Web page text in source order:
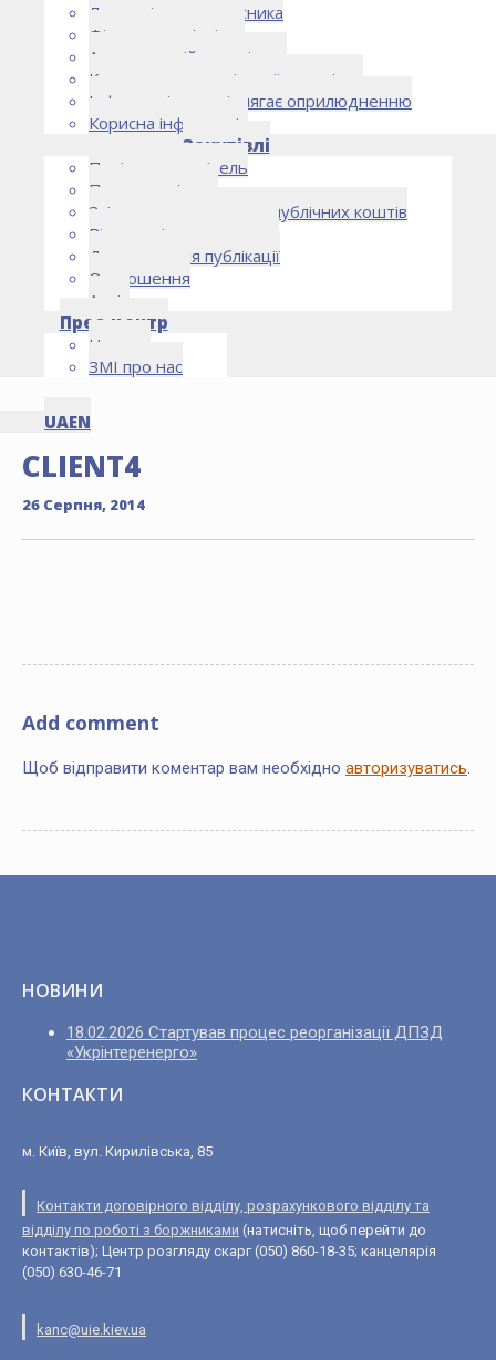
Лист очікувань власника
Фінансова звітність
Антикорупційна політика
Кодекс етики та ділової поведінки
Інформація, що підлягає оприлюдненню
Корисна інформація
Закупівлі
Політика закупівель
План закупівель
Звіт про використання публічних коштів
Відомості про договори
Договори для публікації
Оголошення
Архів
Прес-центр
Новини
ЗМІ про нас
UAEN
CLIENT4
26 Серпня, 2014
Add comment
Щоб відправити коментар вам необхідно авторизуватись
НОВИНИ
18.02.2026 Стартував процес реорганізації ДПЗД
«Укрінтеренерго»
КОНТАКТИ
м. Київ, вул. Кирилівська, 85
Контакти договірного відділу, розрахункового відділу та
відділу по роботі з боржниками (натисніть, щоб перейти до
контактів); Центр розгляду скарг (050) 860-18-35; канцелярія
(050) 630-46-71
kanc@uie.kiev.ua